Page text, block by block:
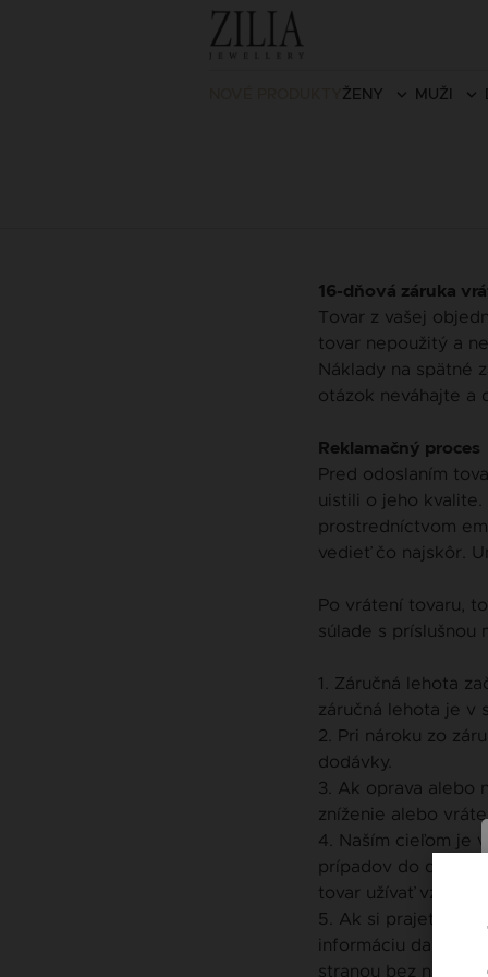
ŽENY MUŽI
16-dňová záruka
Tovar z vašej
tovar nepoužitý a
Náklady na spätné
otázok neváhajte a
Reklamačný proces
Pred odoslaním
uistili o jeho
prostredníctvom
vedieť čo najskôr.
Po vrátení tovaru,
súlade s príslušnou
1. Záručná lehota
záručná lehota je v
2. Pri nároku zo
dodávky.
3. Ak oprava alebo
zníženie alebo
4. Naším cieľom je
prípadov do dvoch
tovar užívať
5. Ak si prajete
informáciu dali bez
stranou bez nášho